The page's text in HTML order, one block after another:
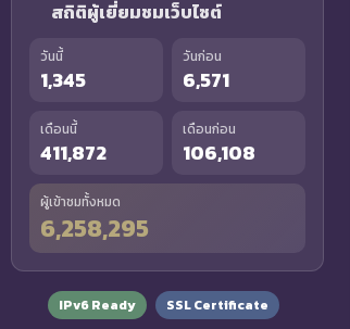
สถิติผู้เยี่ยมชมเว็บไซต์
วันนี้
1,345
วันก่อน
6,571
เดือนนี้
411,872
เดือนก่อน
106,108
ผู้เข้าชมทั้งหมด
6,258,295
IPv6 Ready SSL Certificate